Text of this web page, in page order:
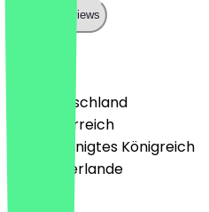
Show all reviews
🇩🇪 Deutschland
🇦🇹 Österreich
🇬🇧 Vereinigtes Königreich
🇳🇱 Niederlande